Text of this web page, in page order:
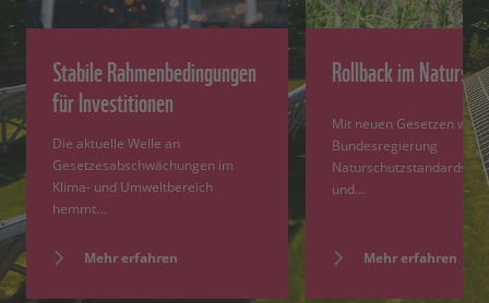
Stabile Rahmenbedingungen
für Investitionen
Die aktuelle Welle an
Gesetzesabschwächungen im
Klima- und Umweltbereich
hemmt…
Mehr erfahren
Rollback im
Mit neuen Gesetzen will
Bundesregierung
Naturschutzstandards
und…
Mehr erfahren